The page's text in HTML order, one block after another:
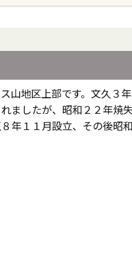
山地区上部です。文久３
ましたが、昭和２２年焼失
年１１月設立、その後昭